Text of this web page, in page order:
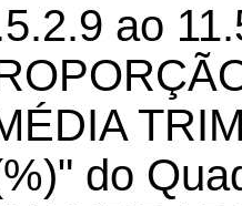
ao
do